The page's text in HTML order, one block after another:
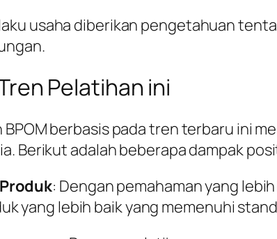
usaha diberikan pengetahuan
Pelatihan ini
berbasis pada tren terbaru ini
Berikut adalah beberapa dampak
: Dengan pemahaman yang
yang lebih baik yang memenuhi